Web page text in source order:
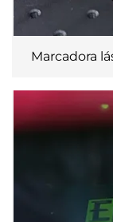
Marcadora